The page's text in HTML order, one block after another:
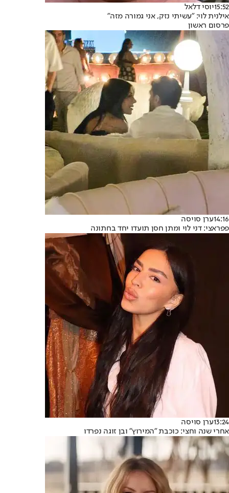
15:52יוסי דלאל
אילנית לוי: "עשיתי נזק, אני גמורה מזה"
פרסום ראשון
14:16ערן סויסה
פפראצי: דני לוי ומתן חסן תועדו יחד בחתונה
13:24ערן סויסה
אחרי שנה וחצי: כוכבת "המירוץ" ובן זוגה נפרדו